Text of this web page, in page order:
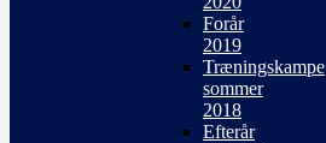
Forår
2019
Træningskampe
sommer
2018
Efterår